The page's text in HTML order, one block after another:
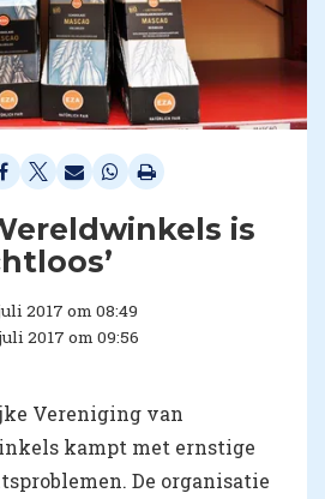
is
2017 om 08:49
2017 om 09:56
Vereniging van
kampt met ernstige
De organisatie